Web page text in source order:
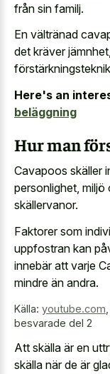
från sin familj.
En vältränad
det kräver
Here's an
beläggning
Hur man
Cavapoos skäller
personlighet,
skällervanor.
Faktorer som
uppfostran kan
innebär att varje
mindre än andra.
Källa: youtube.com
besvarade del 2
Att skälla är en
skälla när de är